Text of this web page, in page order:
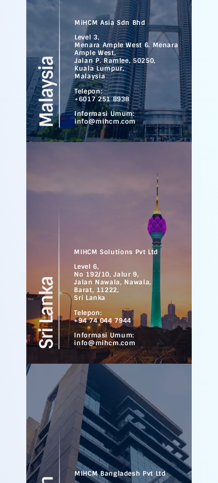
MiHCM Asia Sdn Bhd
Level 3,
Menara Ample West 6. Menara
Ample West,
Jalan P. Ramlee, 50250,
Kuala Lumpur,
Malaysia
Telepon:
+6017 251 8938
Informasi Umum:
info@mihcm.com
MIHCM Solutions Pvt Ltd
Level 6,
No 192/10, Jalur 9,
Jalan Nawala, Nawala,
Barat, 11222,
Sri Lanka
Telepon:
+94 74 044 7944
Informasi Umum:
info@mihcm.com
MIHCM Bangladesh Pvt Ltd